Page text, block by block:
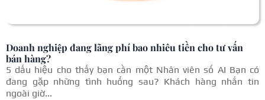
Doanh nghiệp đang lãng phí bao nhiêu tiền cho tư vấn
bán hàng?
5 dấu hiệu cho thấy bạn cần một Nhân viên số AI Bạn có
đang gặp những tình huống sau? Khách hàng nhắn tin
ngoài giờ...